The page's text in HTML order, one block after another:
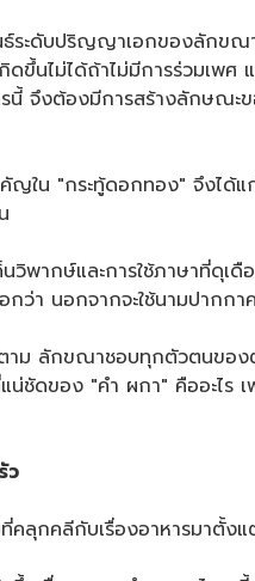
ระดับปริญญาเอกของลักขณ
กิดขึ้นไม่ได้ถ้าไม่มีการร่วมเพ
รนี้ จึงต้องมีการสร้างลักษณะ
คัญใน "กระทู้ดอกทอง" จึงได้
นวิพากษ์และการใช้ภาษาที่ดุ
ว่า นอกจากจะใช้นามปากก
าม ลักขณาชอบทุกตัวตนของ
น่ชัดของ "คำ ผกา" คืออะไร เ
ว
คลุกคลีกับเรื่องอาหารมาตั้งแ